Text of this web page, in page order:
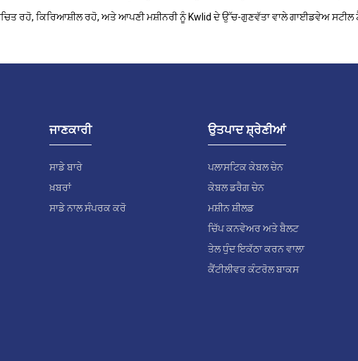
ਰਹੋ, ਕਿਰਿਆਸ਼ੀਲ ਰਹੋ, ਅਤੇ ਆਪਣੀ ਮਸ਼ੀਨਰੀ ਨੂੰ Kwlid ਦੇ ਉੱਚ-ਗੁਣਵੱਤਾ ਵਾਲੇ ਗਾਈਡਵੇਅ ਸਟੀਲ
ਜਾਣਕਾਰੀ
ਸਾਡੇ ਬਾਰੇ
ਖ਼ਬਰਾਂ
ਸਾਡੇ ਨਾਲ ਸੰਪਰਕ ਕਰੋ
ਉਤਪਾਦ ਸ਼੍ਰੇਣੀਆਂ
ਪਲਾਸਟਿਕ ਕੇਬਲ ਚੇਨ
ਕੇਬਲ ਡਰੈਗ ਚੇਨ
ਮਸ਼ੀਨ ਸ਼ੀਲਡ
ਚਿੱਪ ਕਨਵੇਅਰ ਅਤੇ ਬੈਲਟ
ਤੇਲ ਧੁੰਦ ਇਕੱਠਾ ਕਰਨ ਵਾਲਾ
ਕੈਂਟੀਲੀਵਰ ਕੰਟਰੋਲ ਬਾਕਸ